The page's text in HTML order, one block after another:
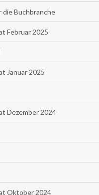
die Buchbranche
Februar 2025
Januar 2025
Dezember 2024
Oktober 2024